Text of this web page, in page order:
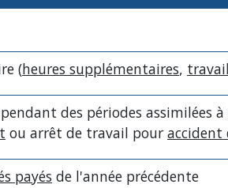
(heures supplémentaires,
des périodes assimilées à
ou arrêt de travail pour accident
payés de l'année précédente